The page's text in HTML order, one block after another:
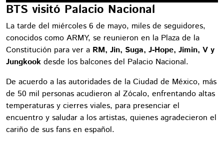
BTS visitó Palacio Nacional
La tarde del miércoles 6 de mayo, miles de seguidores,
conocidos como ARMY, se reunieron en la Plaza de la
Constitución para ver a RM, Jin, Suga, J-Hope, Jimin, V y
Jungkook desde los balcones del Palacio Nacional.
De acuerdo a las autoridades de la Ciudad de México, más
de 50 mil personas acudieron al Zócalo, enfrentando altas
temperaturas y cierres viales, para presenciar el
encuentro y saludar a los artistas, quienes agradecieron el
cariño de sus fans en español.